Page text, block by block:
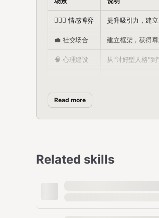
🧑‍❤️‍👨 情感博弈 提升吸引力，建
💼 社交场合 建立框架，获得
🧠 心理建设 从"讨好型人格"
🔥 五大核心心法
核心原理： 谁定义关系节奏，谁就赢
❌ 老实人：把自己放在"被
"我有我的生
Read more
Related skills